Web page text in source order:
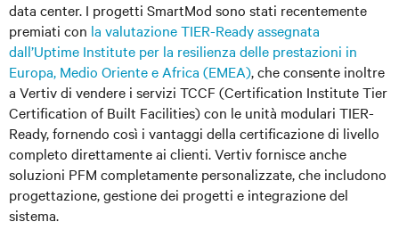
data center. I progetti SmartMod sono stati recentemente
premiati con la valutazione TIER-Ready assegnata
dall’Uptime Institute per la resilienza delle prestazioni in
Europa, Medio Oriente e Africa (EMEA), che consente inoltre
a Vertiv di vendere i servizi TCCF (Certification Institute Tier
Certification of Built Facilities) con le unità modulari TIER-
Ready, fornendo così i vantaggi della certificazione di livello
completo direttamente ai clienti. Vertiv fornisce anche
soluzioni PFM completamente personalizzate, che includono
progettazione, gestione dei progetti e integrazione del
sistema.